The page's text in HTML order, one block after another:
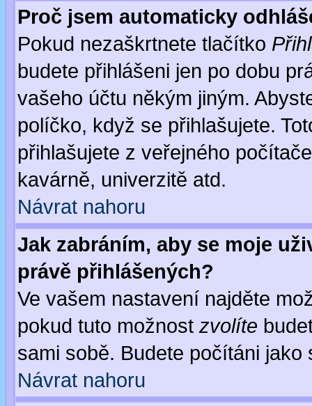
Proč jsem automaticky
Pokud nezaškrtnete tlačítko
budete přihlášeni jen po dobu
vašeho účtu někým jiným.
políčko, když se přihlašujete.
přihlašujete z veřejného
kavárně, univerzitě atd.
Návrat nahoru
Jak zabráním, aby se moje
právě přihlášených?
Ve vašem nastavení najděte
pokud tuto možnost zvolíte
sami sobě. Budete počítáni jako
Návrat nahoru